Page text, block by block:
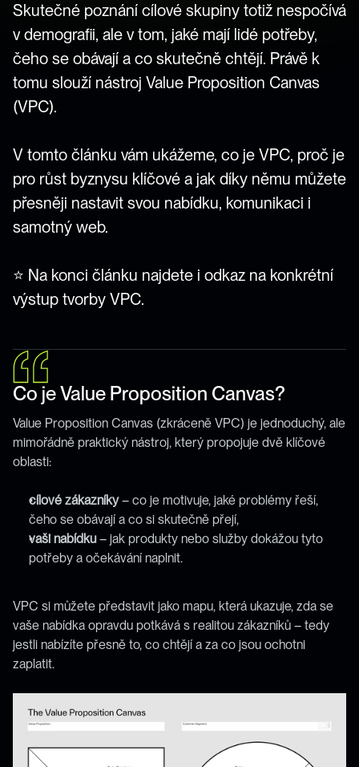
Skutečné poznání cílové skupiny totiž nespočívá
v demografii, ale v tom, jaké mají lidé potřeby,
čeho se obávají a co skutečně chtějí. Právě k
tomu slouží nástroj Value Proposition Canvas
(VPC).
V tomto článku vám ukážeme, co je VPC, proč je
pro růst byznysu klíčové a jak díky němu můžete
přesněji nastavit svou nabídku, komunikaci i
samotný web.
⭐ Na konci článku najdete i odkaz na konkrétní
výstup tvorby VPC.
Co je Value Proposition Canvas?
Value Proposition Canvas (zkráceně VPC) je jednoduchý, ale
mimořádně praktický nástroj, který propojuje dvě klíčové
oblasti:
cílové zákazníky – co je motivuje, jaké problémy řeší,
čeho se obávají a co si skutečně přejí,
vaši nabídku – jak produkty nebo služby dokážou tyto
potřeby a očekávání naplnit.
VPC si můžete představit jako mapu, která ukazuje, zda se
vaše nabídka opravdu potkává s realitou zákazníků – tedy
jestli nabízíte přesně to, co chtějí a za co jsou ochotni
zaplatit.